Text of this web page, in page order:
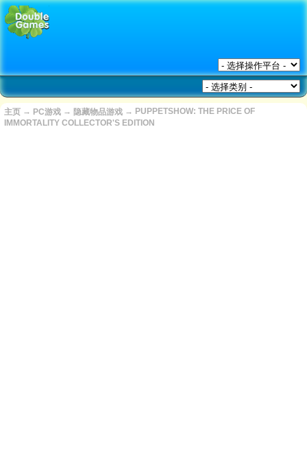
主页 → PC游戏 → 隐藏物品游戏 → PUPPETSHOW: THE PRICE OF
IMMORTALITY COLLECTOR'S EDITION